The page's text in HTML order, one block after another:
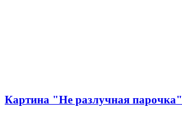
Картина "Не разлучная парочка"